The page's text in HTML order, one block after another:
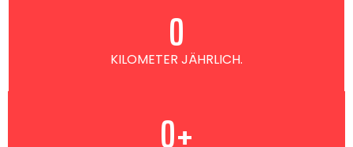
KILOMETER JÄHRLICH.
0
0+